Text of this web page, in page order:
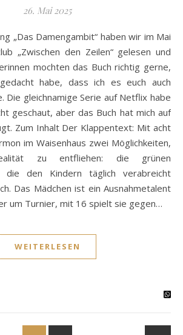
26. Mai 2025
„Zwischen den Zeilen“ gelesen und
mochten das Buch richtig gerne,
habe, dass ich es euch auch
Die gleichnamige Serie auf Netflix habe
geschaut, aber das Buch hat mich auf
Zum Inhalt Der Klappentext: Mit acht
im Waisenhaus zwei Möglichkeiten,
zu entfliehen: die grünen
die den Kindern täglich verabreicht
Das Mädchen ist ein Ausnahmetalent
um Turnier, mit 16 spielt sie gegen…
WEITERLESEN